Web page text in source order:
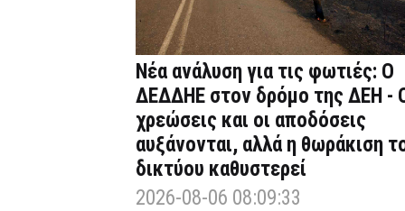
Νέα ανάλυση για τις φωτιές: Ο
ΔΕΔΔΗΕ στον δρόμο της ΔΕΗ -
χρεώσεις και οι αποδόσεις
αυξάνονται, αλλά η θωράκιση
δικτύου καθυστερεί
2026-08-06 08:09:33